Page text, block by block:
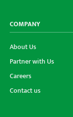
COMPANY
About Us
Partner with Us
Careers
Contact us